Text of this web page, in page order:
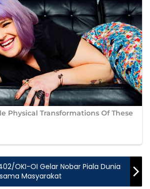
OKI-OI Gelar Nobar Piala Dunia
Masyarakat